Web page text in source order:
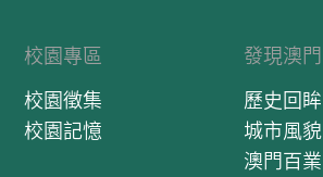
校園專區
校園徵集
校園記憶
發現澳門
歷史回眸
城市風貌
澳門百業